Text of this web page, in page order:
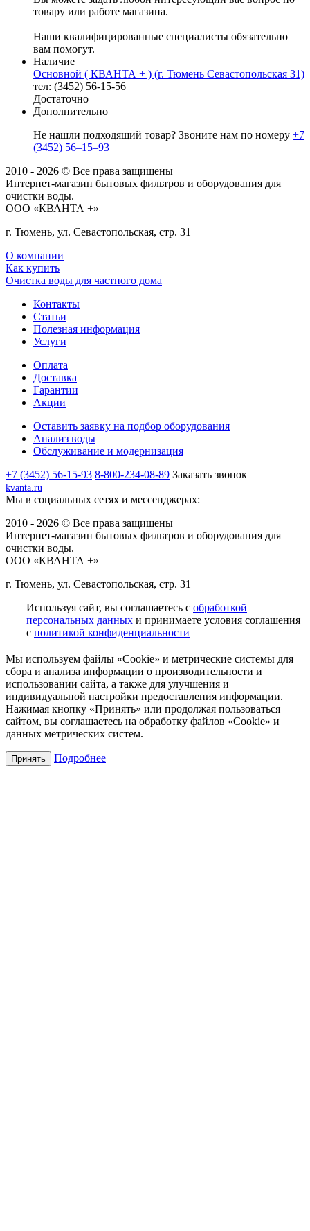
товару или работе магазина.
Наши квалифицированные специалисты обязательно
вам помогут.
Наличие
Основной ( КВАНТА + ) (г. Тюмень Севастопольская 31)
тел: (3452) 56-15-56
Достаточно
Дополнительно
Не нашли подходящий товар? Звоните нам по номеру +7
(3452) 56‒15‒93
2010 - 2026 © Все права защищены
Интернет-магазин бытовых фильтров и оборудования для
очистки воды.
ООО «КВАНТА +»
г. Тюмень, ул. Севастопольская, стр. 31
О компании
Как купить
Очистка воды для частного дома
Контакты
Статьи
Полезная информация
Услуги
Оплата
Доставка
Гарантии
Акции
Оставить заявку на подбор оборудования
Анализ воды
Обслуживание и модернизация
+7 (3452) 56-15-93 8-800-234-08-89 Заказать звонок
kvanta.ru
Мы в социальных сетях и мессенджерах:
2010 - 2026 © Все права защищены
Интернет-магазин бытовых фильтров и оборудования для
очистки воды.
ООО «КВАНТА +»
г. Тюмень, ул. Севастопольская, стр. 31
Используя сайт, вы соглашаетесь с обработкой
персональных данных и принимаете условия соглашения
с политикой конфиденциальности
Мы используем файлы «Cookie» и метрические системы для
сбора и анализа информации о производительности и
использовании сайта, а также для улучшения и
индивидуальной настройки предоставления информации.
Нажимая кнопку «Принять» или продолжая пользоваться
сайтом, вы соглашаетесь на обработку файлов «Cookie» и
данных метрических систем.
Принять Подробнее